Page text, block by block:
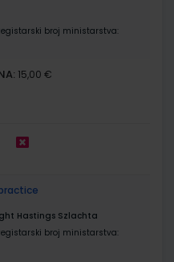
broj ministarstva:
15,00 €
Hastings Szlachta
broj ministarstva: